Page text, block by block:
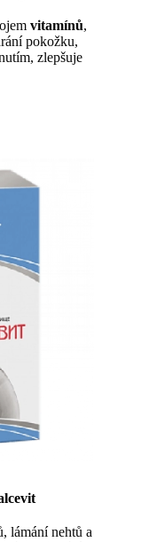
vitamínů,
pokožku,
zlepšuje
lámání nehtů a